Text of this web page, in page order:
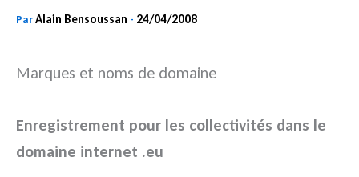
ParAlain Bensoussan - 24/04/2008
Marques et noms de domaine
Enregistrement pour les collectivités dans le
domaine internet .eu